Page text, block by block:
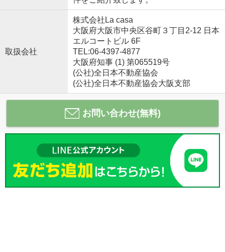
取扱会社
株式会社La casa
大阪府大阪市中央区谷町３丁目2-12 日本
エルコートビル 6F
TEL:06-4397-4877
大阪府知事 (1) 第065519号
(公社)全日本不動産協会
(公社)全日本不動産協会大阪支部
お問い合わせ(無料)